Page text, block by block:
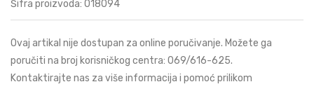
Šifra proizvoda: 018094
Ovaj artikal nije dostupan za online poručivanje. Možete ga
poručiti na broj korisničkog centra: 069/616-625.
Kontaktirajte nas za više informacija i pomoć prilikom